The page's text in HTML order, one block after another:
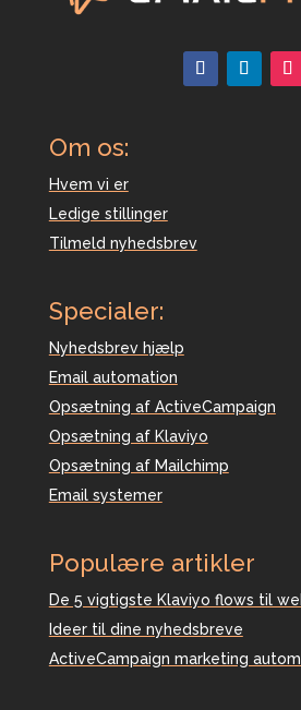
Om os:
Hvem vi er
Ledige stillinger
Tilmeld nyhedsbrev
Specialer:
Nyhedsbrev hjælp
Email automation
Opsætning af ActiveCampaign
Opsætning af Klaviyo
Opsætning af Mailchimp
Email systemer
Populære artikler
De 5 vigtigste Klaviyo flows til
Ideer til dine nyhedsbreve
ActiveCampaign marketing